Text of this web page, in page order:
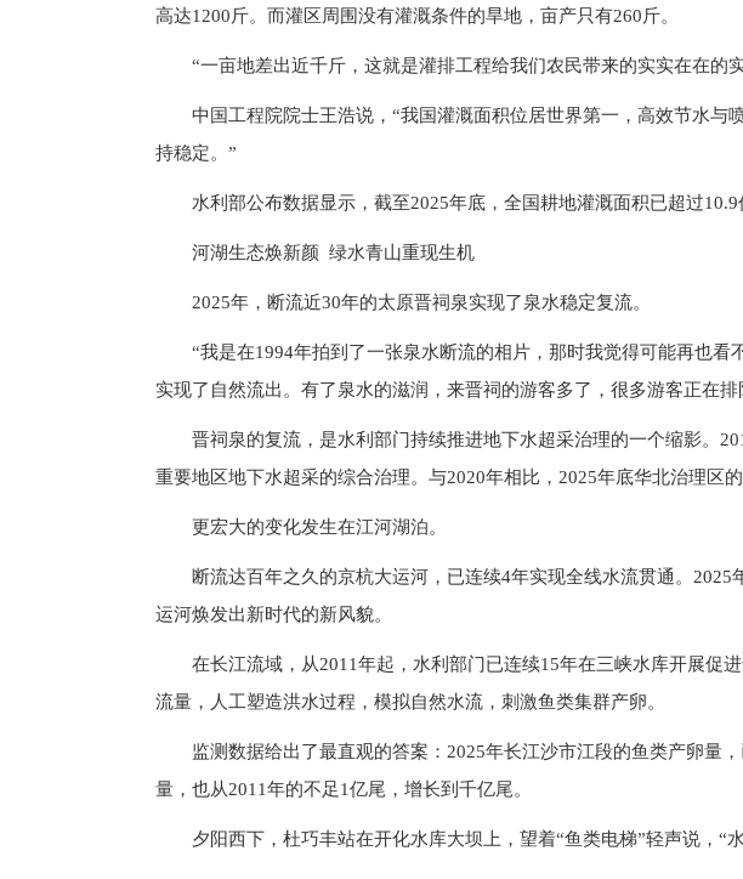
高达1200斤。而灌区周围没有灌溉条件的旱地，亩产只有260斤。
“一亩地差出近千斤，这就是灌排工程给我们农民带来的实实在在的
中国工程院院士王浩说，“我国灌溉面积位居世界第一，高效节水
持稳定。”
水利部公布数据显示，截至2025年底，全国耕地灌溉面积已超过
河湖生态焕新颜 绿水青山重现生机
2025年，断流近30年的太原晋祠泉实现了泉水稳定复流。
“我是在1994年拍到了一张泉水断流的相片，那时我觉得可能再也
实现了自然流出。有了泉水的滋润，来晋祠的游客多了，很多游客正在
晋祠泉的复流，是水利部门持续推进地下水超采治理的一个缩影。
重要地区地下水超采的综合治理。与2020年相比，2025年底华北治理区
更宏大的变化发生在江河湖泊。
断流达百年之久的京杭大运河，已连续4年实现全线水流贯通。
运河焕发出新时代的新风貌。
在长江流域，从2011年起，水利部门已连续15年在三峡水库开展促
流量，人工塑造洪水过程，模拟自然水流，刺激鱼类集群产卵。
监测数据给出了最直观的答案：2025年长江沙市江段的鱼类产卵量
量，也从2011年的不足1亿尾，增长到千亿尾。
夕阳西下，杜巧丰站在开化水库大坝上，望着“鱼类电梯”轻声说，